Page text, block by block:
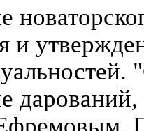
и